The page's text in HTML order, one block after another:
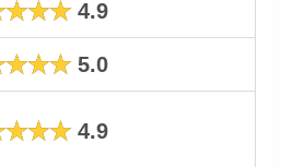
4.9
5.0
4.9